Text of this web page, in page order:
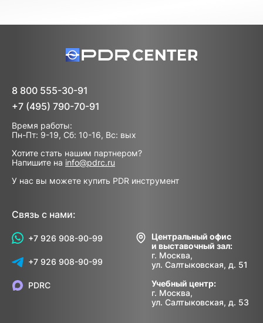
8 800 555-30-91
+7 (495) 790-70-91
Время работы:
Пн-Пт: 9-19, Сб: 10-16, Вс: вых
Хотите стать нашим партнером?
Напишите на info@pdrc.ru
У нас вы можете купить PDR инструмент
Связь с нами:
+7 926 908-90-99
+7 926 908-90-99
Центральный офис
и выставочный зал:
г. Москва,
ул. Салтыковская, д. 51
Учебный центр:
г. Москва,
ул. Салтыковская, д. 53
PDRC